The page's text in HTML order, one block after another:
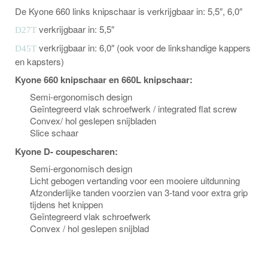
De Kyone 660 links knipschaar is verkrijgbaar in: 5,5″, 6,0″
D27T verkrijgbaar in: 5,5″
D45T verkrijgbaar in: 6,0″ (ook voor de linkshandige kappers
en kapsters)
Kyone 660 knipschaar en 660L knipschaar:
Semi-ergonomisch design
Geïntegreerd vlak schroefwerk / integrated flat screw
Convex/ hol geslepen snijbladen
Slice schaar
Kyone D- coupescharen:
Semi-ergonomisch design
Licht gebogen vertanding voor een mooiere uitdunning
Afzonderlijke tanden voorzien van 3-tand voor extra grip
tijdens het knippen
Geïntegreerd vlak schroefwerk
Convex / hol geslepen snijblad